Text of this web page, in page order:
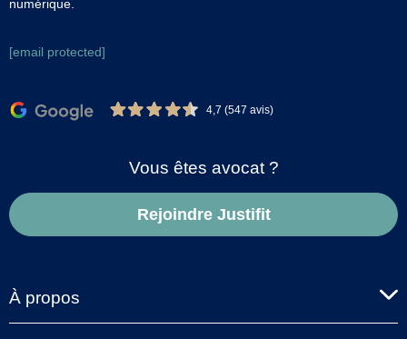
numérique.
[email protected]
4,7 (547 avis)
Vous êtes avocat ?
Rejoindre Justifit
À propos